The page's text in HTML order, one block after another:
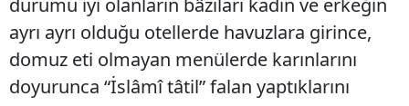
ayrı ayrı olduğu otellerde havuzlara girince,
domuz eti olmayan menülerde karınlarını
doyurunca “İslâmî tâtil” falan yaptıklarını